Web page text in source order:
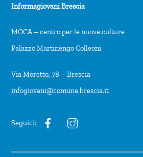
Informagiovani Brescia
MOCA – centro per le nuove culture
Palazzo Martinengo Colleoni
Via Moretto, 78 – Brescia
infogiovani@comune.brescia.it
Seguici: